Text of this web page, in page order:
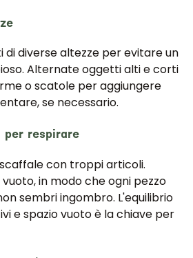
diverse altezze per evitare un
Alternate oggetti alti e corti
o scatole per aggiungere
se necessario.
per respirare
con troppi articoli.
in modo che ogni pezzo
sembri ingombro. L'equilibrio
e spazio vuoto è la chiave per